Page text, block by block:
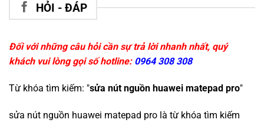
HỎI - ĐÁP
Đối với những câu hỏi cần sự trả lời nhanh nhất, quý
khách vui lòng gọi số hotline: 0964 308 308
Từ khóa tìm kiếm: "sửa nút nguồn huawei matepad pro"
sửa nút nguồn huawei matepad pro là từ khóa tìm kiếm